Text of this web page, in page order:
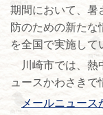
期間において、
防のための新たな
を全国で実施して
川崎市では、熱
ュースかわさきで
メールニュース